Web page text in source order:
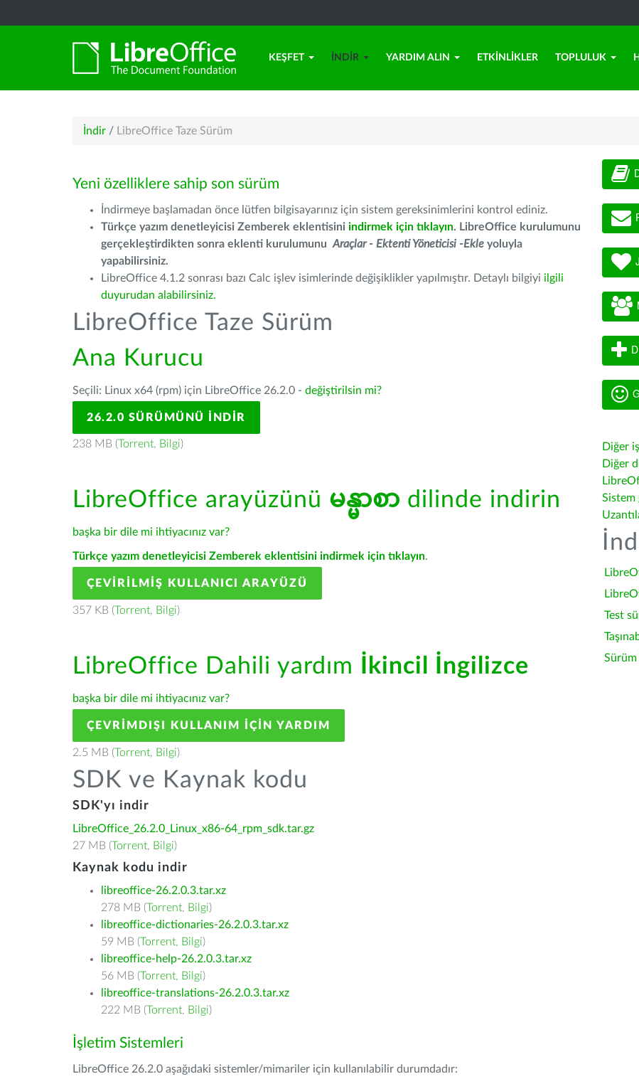
KEŞFET İNDIR YARDIM ALIN ETKINLIKLER TOPLULUK
İndir / LibreOffice Taze Sürüm
Yeni özelliklere sahip son sürüm
İndirmeye başlamadan önce lütfen bilgisayarınız için sistem gereksinimlerini kontrol ediniz.
Türkçe yazım denetleyicisi Zemberek eklentisini indirmek için tıklayın. LibreOffice kurulumunu
gerçekleştirdikten sonra eklenti kurulumunu Araçlar - Ektenti Yöneticisi -Ekle yoluyla
yapabilirsiniz.
LibreOffice 4.1.2 sonrası bazı Calc işlev isimlerinde değişiklikler yapılmıştır. Detaylı bilgiyi ilgili
duyurudan alabilirsiniz.
LibreOffice Taze Sürüm
Ana Kurucu
Seçili: Linux x64 (rpm) için LibreOffice 26.2.0 - değiştirilsin mi?
26.2.0 SÜRÜMÜNÜ İNDIR
238 MB (Torrent, Bilgi)
LibreOffice arayüzünü မန္မာစာ dilinde indirin
başka bir dile mi ihtiyacınız var?
Türkçe yazım denetleyicisi Zemberek eklentisini indirmek için tıklayın.
ÇEVIRILMIŞ KULLANICI ARAYÜZÜ
357 KB (Torrent, Bilgi)
LibreOffice Dahili yardım İkincil İngilizce
başka bir dile mi ihtiyacınız var?
ÇEVRIMDIŞI KULLANIM IÇIN YARDIM
2.5 MB (Torrent, Bilgi)
SDK ve Kaynak kodu
SDK'yı indir
LibreOffice_26.2.0_Linux_x86-64_rpm_sdk.tar.gz
27 MB (Torrent, Bilgi)
Kaynak kodu indir
libreoffice-26.2.0.3.tar.xz
278 MB (Torrent, Bilgi)
libreoffice-dictionaries-26.2.0.3.tar.xz
59 MB (Torrent, Bilgi)
libreoffice-help-26.2.0.3.tar.xz
56 MB (Torrent, Bilgi)
libreoffice-translations-26.2.0.3.tar.xz
222 MB (Torrent, Bilgi)
İşletim Sistemleri
LibreOffice 26.2.0 aşağıdaki sistemler/mimariler için kullanılabilir durumdadır:
Diğer
Diğer
Sistem
Test
Sürüm